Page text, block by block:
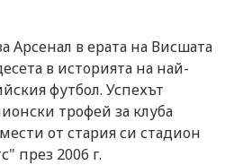
Арсенал в ерата на Висшата
в историята на най-
футбол. Успехът
трофей за клуба
от стария си стадион
през 2006 г.